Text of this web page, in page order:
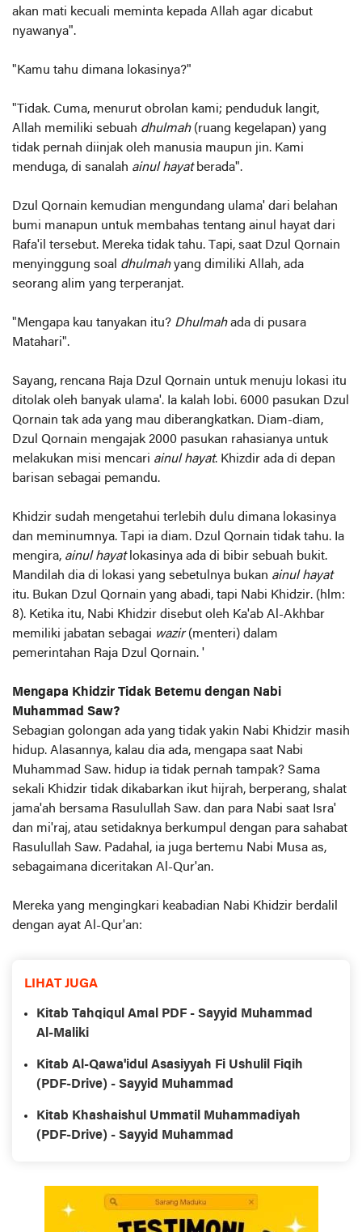
akan mati kecuali meminta kepada Allah agar dicabut
nyawanya".
"Kamu tahu dimana lokasinya?"
"Tidak. Cuma, menurut obrolan kami; penduduk langit,
Allah memiliki sebuah dhulmah(ruang kegelapan) yang
tidak pernah diinjak oleh manusia maupun jin. Kami
menduga, di sanalah ainul hayatberada".
Dzul Qornain kemudian mengundang ulama' dari belahan
bumi manapun untuk membahas tentang ainul hayat dari
Rafa'il tersebut. Mereka tidak tahu. Tapi, saat Dzul Qornain
menyinggung soal dhulmahyang dimiliki Allah, ada
seorang alim yang terperanjat.
"Mengapa kau tanyakan itu? Dhulmahada di pusara
Matahari".
Sayang, rencana Raja Dzul Qornain untuk menuju lokasi itu
ditolak oleh banyak ulama'. Ia kalah lobi. 6000 pasukan Dzul
Qornain tak ada yang mau diberangkatkan. Diam-diam,
Dzul Qornain mengajak 2000 pasukan rahasianya untuk
melakukan misi mencari ainul hayat. Khizdir ada di depan
barisan sebagai pemandu.
Khidzir sudah mengetahui terlebih dulu dimana lokasinya
dan meminumnya. Tapi ia diam. Dzul Qornain tidak tahu. Ia
mengira, ainul hayatlokasinya ada di bibir sebuah bukit.
Mandilah dia di lokasi yang sebetulnya bukan ainul hayat
itu. Bukan Dzul Qornain yang abadi, tapi Nabi Khidzir. (hlm:
8). Ketika itu, Nabi Khidzir disebut oleh Ka'ab Al-Akhbar
memiliki jabatan sebagai wazir(menteri) dalam
pemerintahan Raja Dzul Qornain. '
Mengapa Khidzir Tidak Betemu dengan Nabi
Muhammad Saw?
Sebagian golongan ada yang tidak yakin Nabi Khidzir masih
hidup. Alasannya, kalau dia ada, mengapa saat Nabi
Muhammad Saw. hidup ia tidak pernah tampak? Sama
sekali Khidzir tidak dikabarkan ikut hijrah, berperang, shalat
jama'ah bersama Rasulullah Saw. dan para Nabi saat Isra'
dan mi'raj, atau setidaknya berkumpul dengan para sahabat
Rasulullah Saw. Padahal, ia juga bertemu Nabi Musa as,
sebagaimana diceritakan Al-Qur'an.
Mereka yang mengingkari keabadian Nabi Khidzir berdalil
dengan ayat Al-Qur'an:
LIHAT JUGA
Kitab Tahqiqul Amal PDF - Sayyid Muhammad
Al-Maliki
Kitab Al-Qawa'idul Asasiyyah Fi Ushulil Fiqih
(PDF-Drive) - Sayyid Muhammad
Kitab Khashaishul Ummatil Muhammadiyah
(PDF-Drive) - Sayyid Muhammad